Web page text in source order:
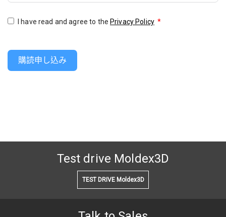
I have read and agree to the Privacy Policy *
購読申し込み
Test drive Moldex3D
TEST DRIVE Moldex3D